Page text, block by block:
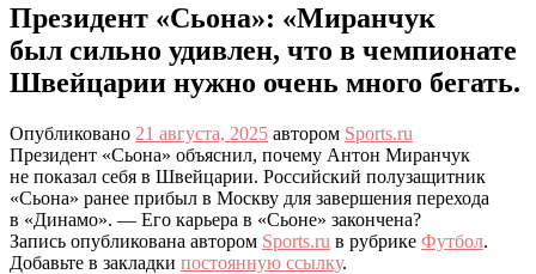
Президент «Сьона»: «Миранчук
был сильно удивлен, что в чемпионате
Швейцарии нужно очень много бегать.
Опубликовано 21 августа, 2025 автором Sports.ru
Президент «Сьона» объяснил, почему Антон Миранчук
не показал себя в Швейцарии. Российский полузащитник
«Сьона» ранее прибыл в Москву для завершения перехода
в «Динамо». — Его карьера в «Сьоне» закончена?
Запись опубликована автором Sports.ru в рубрике Футбол.
Добавьте в закладки постоянную ссылку.